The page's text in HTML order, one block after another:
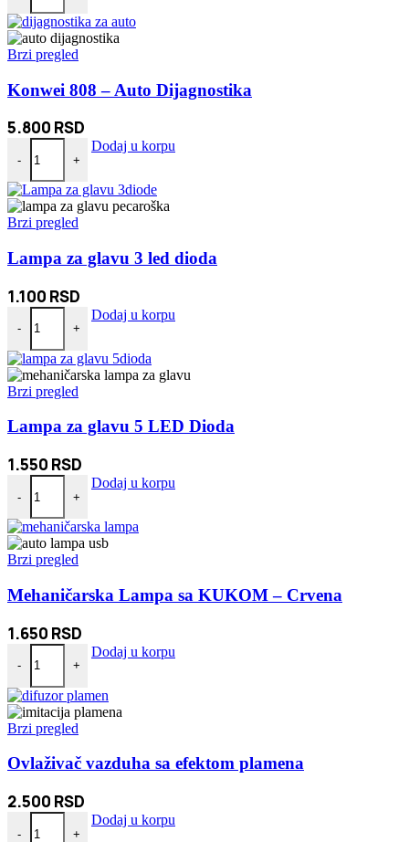
Brzi pregled
Konwei 808 – Auto Dijagnostika
5.800 RSD
-
Konwei 808 - Auto Dijagnostika količina
+
Dodaj u korpu
Brzi pregled
Lampa za glavu 3 led dioda
1.100 RSD
-
Lampa za glavu 3 led dioda količina
+
Dodaj u korpu
Brzi pregled
Lampa za glavu 5 LED Dioda
1.550 RSD
-
Lampa za glavu 5 LED Dioda količina
+
Dodaj u korpu
Brzi pregled
Mehaničarska Lampa sa KUKOM – Crvena
1.650 RSD
-
Mehaničarska Lampa sa KUKOM - Crvena količina
+
Dodaj u korpu
Brzi pregled
Ovlaživač vazduha sa efektom plamena
2.500 RSD
-
Ovlaživač vazduha sa efektom plamena količina
+
Dodaj u korpu